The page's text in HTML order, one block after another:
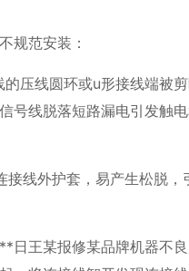
规范安装：
的压线圆环或u形接线端被
号线脱落短路漏电引发触
接线外护套，易产生松脱，
王某报修某品牌机器不良